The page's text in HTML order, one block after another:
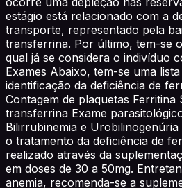
estágio está relacionado com a
transporte, representado pela
transferrina. Por último, tem-se
qual já se considera o indivíduo
Exames Abaixo, tem-se uma
identificação da deficiência de
Contagem de plaquetas Ferritina
transferrina Exame
Bilirrubinemia e
o tratamento da deficiência de
realizado através da
em doses de 30 a 50mg.
anemia, recomenda-se a